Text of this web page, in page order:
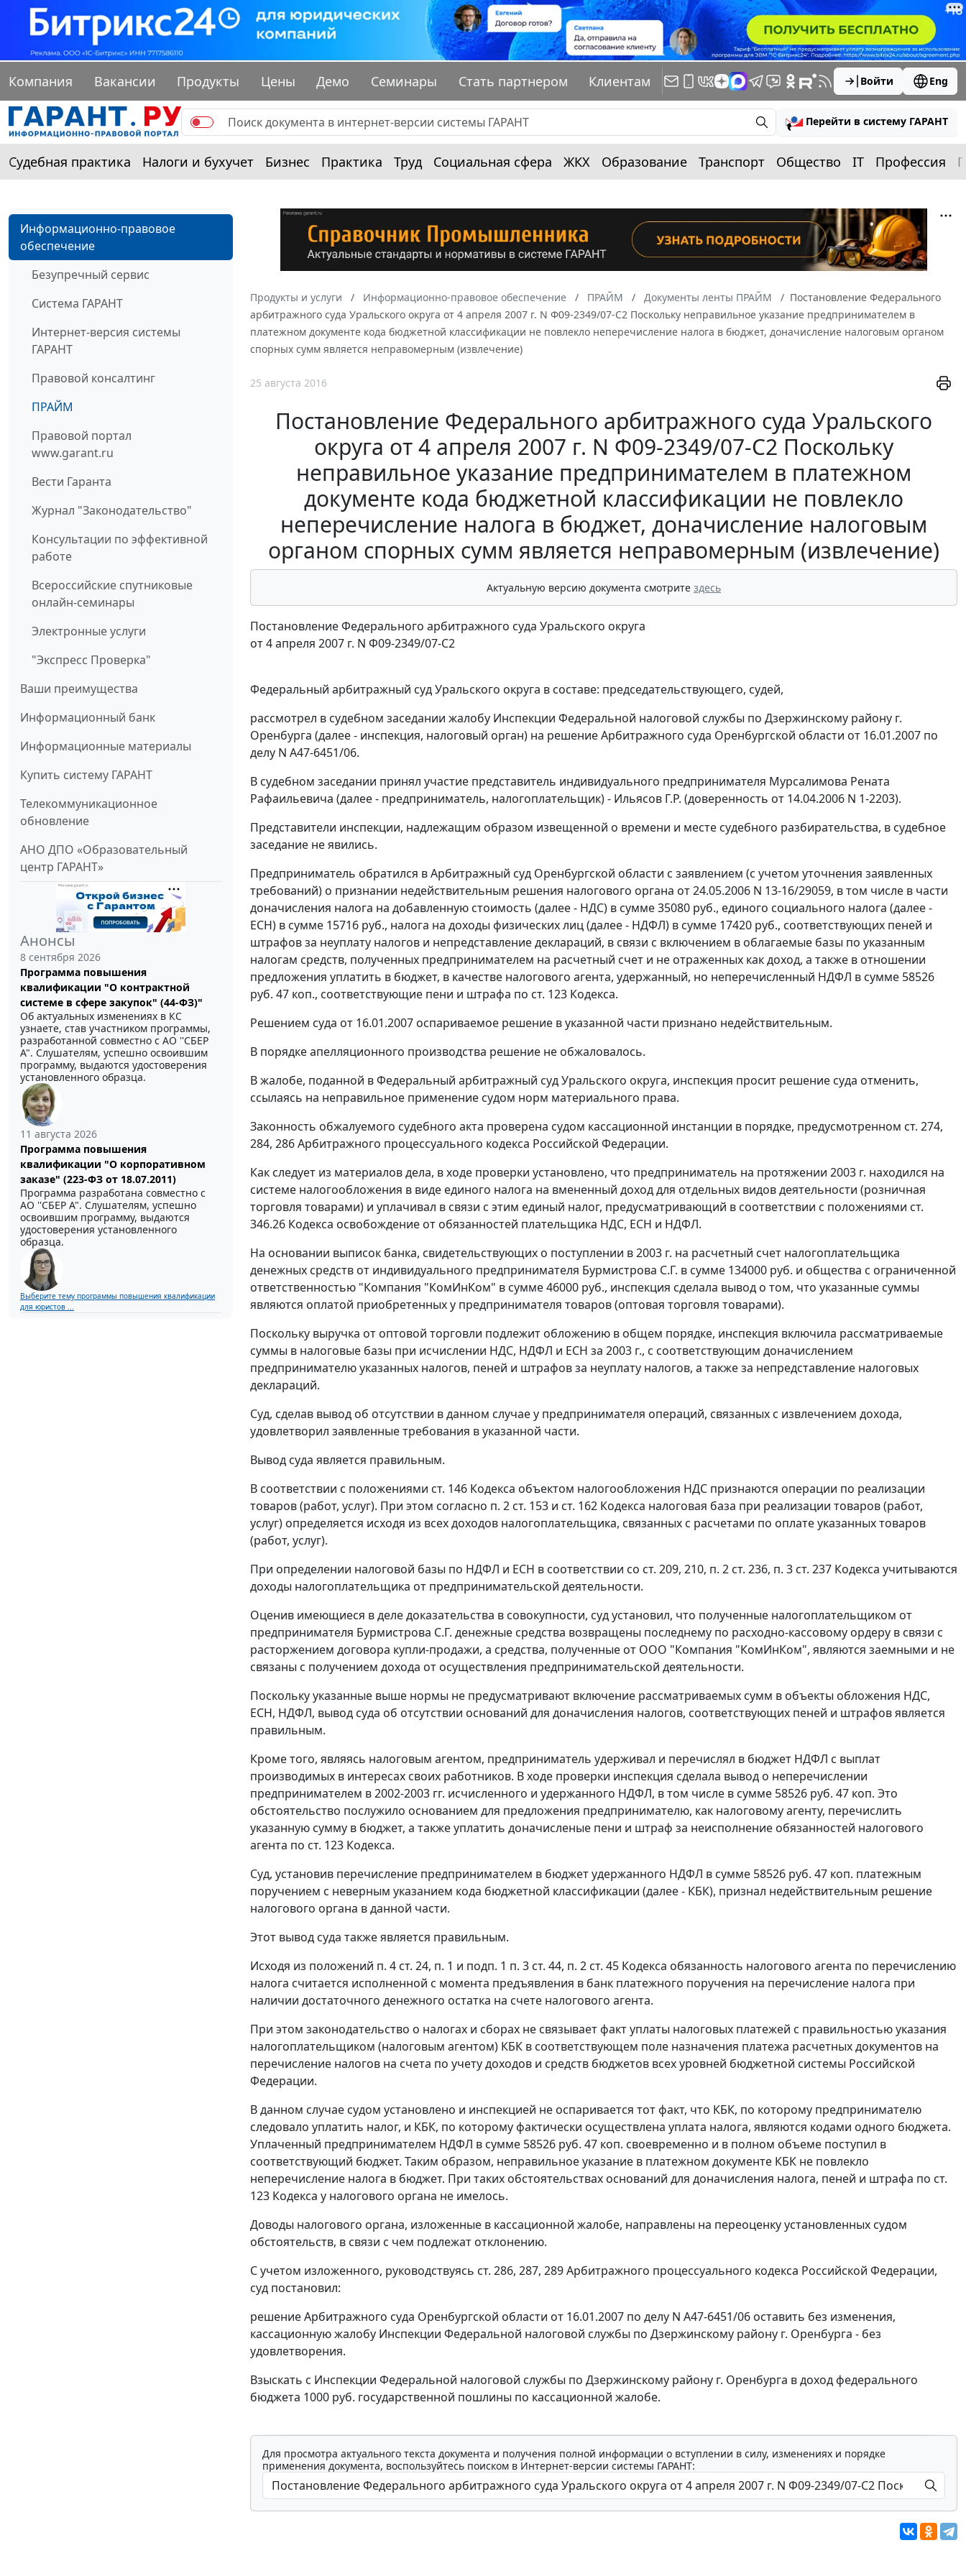
Компания Вакансии Продукты Цены Демо Семинары Стать партнером Клиентам Войти Eng
Перейти в систему ГАРАНТ
Судебная практика Налоги и бухучет Бизнес Практика Труд Социальная сфера ЖКХ Образование Транспорт Общество IT Профессия
Информационно-правовое
обеспечение
Безупречный сервис
Система ГАРАНТ
Интернет-версия системы
ГАРАНТ
Правовой консалтинг
ПРАЙМ
Правовой портал
www.garant.ru
Вести Гаранта
Журнал "Законодательство"
Консультации по эффективной
работе
Всероссийские спутниковые
онлайн-семинары
Электронные услуги
"Экспресс Проверка"
Ваши преимущества
Информационный банк
Информационные материалы
Купить систему ГАРАНТ
Телекоммуникационное
обновление
АНО ДПО «Образовательный
центр ГАРАНТ»
Анонсы
8 сентября 2026
Программа повышения
квалификации "О контрактной
системе в сфере закупок" (44-ФЗ)"
Об актуальных изменениях в КС
узнаете, став участником программы,
разработанной совместно с АО ''СБЕР
А". Слушателям, успешно освоившим
программу, выдаются удостоверения
установленного образца.
11 августа 2026
Программа повышения
квалификации "О корпоративном
заказе" (223-ФЗ от 18.07.2011)
Программа разработана совместно с
АО ''СБЕР А". Слушателям, успешно
освоившим программу, выдаются
удостоверения установленного
образца.
Выберите тему программы повышения квалификации
для юристов ...
Продукты и услуги Информационно-правовое обеспечение ПРАЙМ Документы ленты ПРАЙМ
Постановление Федерального
арбитражного суда Уральского округа от 4 апреля 2007 г. N Ф09-2349/07-С2 Поскольку неправильное указание предпринимателем в
платежном документе кода бюджетной классификации не повлекло неперечисление налога в бюджет, доначисление налоговым органом
спорных сумм является неправомерным (извлечение)
25 августа 2016
Постановление Федерального арбитражного суда Уральского
округа от 4 апреля 2007 г. N Ф09-2349/07-С2 Поскольку
неправильное указание предпринимателем в платежном
документе кода бюджетной классификации не повлекло
неперечисление налога в бюджет, доначисление налоговым
органом спорных сумм является неправомерным (извлечение)
Актуальную версию документа смотрите здесь
Постановление Федерального арбитражного суда Уральского округа
от 4 апреля 2007 г. N Ф09-2349/07-С2
Федеральный арбитражный суд Уральского округа в составе: председательствующего, судей,
рассмотрел в судебном заседании жалобу Инспекции Федеральной налоговой службы по Дзержинскому району г.
Оренбурга (далее - инспекция, налоговый орган) на решение Арбитражного суда Оренбургской области от 16.01.2007 по
делу N А47-6451/06.
В судебном заседании принял участие представитель индивидуального предпринимателя Мурсалимова Рената
Рафаильевича (далее - предприниматель, налогоплательщик) - Ильясов Г.Р. (доверенность от 14.04.2006 N 1-2203).
Представители инспекции, надлежащим образом извещенной о времени и месте судебного разбирательства, в судебное
заседание не явились.
Предприниматель обратился в Арбитражный суд Оренбургской области с заявлением (с учетом уточнения заявленных
требований) о признании недействительным решения налогового органа от 24.05.2006 N 13-16/29059, в том числе в части
доначисления налога на добавленную стоимость (далее - НДС) в сумме 35080 руб., единого социального налога (далее -
ЕСН) в сумме 15716 руб., налога на доходы физических лиц (далее - НДФЛ) в сумме 17420 руб., соответствующих пеней и
штрафов за неуплату налогов и непредставление деклараций, в связи с включением в облагаемые базы по указанным
налогам средств, полученных предпринимателем на расчетный счет и не отраженных как доход, а также в отношении
предложения уплатить в бюджет, в качестве налогового агента, удержанный, но неперечисленный НДФЛ в сумме 58526
руб. 47 коп., соответствующие пени и штрафа по ст. 123 Кодекса.
Решением суда от 16.01.2007 оспариваемое решение в указанной части признано недействительным.
В порядке апелляционного производства решение не обжаловалось.
В жалобе, поданной в Федеральный арбитражный суд Уральского округа, инспекция просит решение суда отменить,
ссылаясь на неправильное применение судом норм материального права.
Законность обжалуемого судебного акта проверена судом кассационной инстанции в порядке, предусмотренном ст. 274,
284, 286Арбитражного процессуального кодекса Российской Федерации.
Как следует из материалов дела, в ходе проверки установлено, что предприниматель на протяжении 2003 г. находился на
системе налогообложения в виде единого налога на вмененный доход для отдельных видов деятельности (розничная
торговля товарами) и уплачивал в связи с этим единый налог, предусматривающий в соответствии с положениями ст.
346.26 Кодекса освобождение от обязанностей плательщика НДС, ЕСН и НДФЛ.
На основании выписок банка, свидетельствующих о поступлении в 2003 г. на расчетный счет налогоплательщика
денежных средств от индивидуального предпринимателя Бурмистрова С.Г. в сумме 134000 руб. и общества с ограниченной
ответственностью "Компания "КомИнКом" в сумме 46000 руб., инспекция сделала вывод о том, что указанные суммы
являются оплатой приобретенных у предпринимателя товаров (оптовая торговля товарами).
Поскольку выручка от оптовой торговли подлежит обложению в общем порядке, инспекция включила рассматриваемые
суммы в налоговые базы при исчислении НДС, НДФЛ и ЕСН за 2003 г., с соответствующим доначислением
предпринимателю указанных налогов, пеней и штрафов за неуплату налогов, а также за непредставление налоговых
деклараций.
Суд, сделав вывод об отсутствии в данном случае у предпринимателя операций, связанных с извлечением дохода,
удовлетворил заявленные требования в указанной части.
Вывод суда является правильным.
В соответствии с положениями ст. 146 Кодекса объектом налогообложения НДС признаются операции по реализации
товаров (работ, услуг). При этом согласно п. 2 ст. 153 и ст. 162 Кодекса налоговая база при реализации товаров (работ,
услуг) определяется исходя из всех доходов налогоплательщика, связанных с расчетами по оплате указанных товаров
(работ, услуг).
При определении налоговой базы по НДФЛ и ЕСН в соответствии со ст. 209, 210, п. 2 ст. 236, п. 3 ст. 237 Кодекса учитываются
доходы налогоплательщика от предпринимательской деятельности.
Оценив имеющиеся в деле доказательства в совокупности, суд установил, что полученные налогоплательщиком от
предпринимателя Бурмистрова С.Г. денежные средства возвращены последнему по расходно-кассовому ордеру в связи с
расторжением договора купли-продажи, а средства, полученные от ООО "Компания "КомИнКом", являются заемными и не
связаны с получением дохода от осуществления предпринимательской деятельности.
Поскольку указанные выше нормы не предусматривают включение рассматриваемых сумм в объекты обложения НДС,
ЕСН, НДФЛ, вывод суда об отсутствии оснований для доначисления налогов, соответствующих пеней и штрафов является
правильным.
Кроме того, являясь налоговым агентом, предприниматель удерживал и перечислял в бюджет НДФЛ с выплат
производимых в интересах своих работников. В ходе проверки инспекция сделала вывод о неперечислении
предпринимателем в 2002-2003 гг. исчисленного и удержанного НДФЛ, в том числе в сумме 58526 руб. 47 коп. Это
обстоятельство послужило основанием для предложения предпринимателю, как налоговому агенту, перечислить
указанную сумму в бюджет, а также уплатить доначисленые пени и штраф за неисполнение обязанностей налогового
агента по ст. 123 Кодекса.
Суд, установив перечисление предпринимателем в бюджет удержанного НДФЛ в сумме 58526 руб. 47 коп. платежным
поручением с неверным указанием кода бюджетной классификации (далее - КБК), признал недействительным решение
налогового органа в данной части.
Этот вывод суда также является правильным.
Исходя из положений п. 4 ст. 24, п. 1 и подп. 1 п. 3 ст. 44, п. 2 ст. 45 Кодекса обязанность налогового агента по перечислению
налога считается исполненной с момента предъявления в банк платежного поручения на перечисление налога при
наличии достаточного денежного остатка на счете налогового агента.
При этом законодательство о налогах и сборах не связывает факт уплаты налоговых платежей с правильностью указания
налогоплательщиком (налоговым агентом) КБК в соответствующем поле назначения платежа расчетных документов на
перечисление налогов на счета по учету доходов и средств бюджетов всех уровней бюджетной системы Российской
Федерации.
В данном случае судом установлено и инспекцией не оспаривается тот факт, что КБК, по которому предпринимателю
следовало уплатить налог, и КБК, по которому фактически осуществлена уплата налога, являются кодами одного бюджета.
Уплаченный предпринимателем НДФЛ в сумме 58526 руб. 47 коп. своевременно и в полном объеме поступил в
соответствующий бюджет. Таким образом, неправильное указание в платежном документе КБК не повлекло
неперечисление налога в бюджет. При таких обстоятельствах оснований для доначисления налога, пеней и штрафа по ст.
123 Кодекса у налогового органа не имелось.
Доводы налогового органа, изложенные в кассационной жалобе, направлены на переоценку установленных судом
обстоятельств, в связи с чем подлежат отклонению.
С учетом изложенного, руководствуясь ст. 286, 287, 289Арбитражного процессуального кодекса Российской Федерации,
суд постановил:
решение Арбитражного суда Оренбургской области от 16.01.2007 по делу N А47-6451/06 оставить без изменения,
кассационную жалобу Инспекции Федеральной налоговой службы по Дзержинскому району г. Оренбурга - без
удовлетворения.
Взыскать с Инспекции Федеральной налоговой службы по Дзержинскому району г. Оренбурга в доход федерального
бюджета 1000 руб. государственной пошлины по кассационной жалобе.
Для просмотра актуального текста документа и получения полной информации о вступлении в силу, изменениях и порядке
применения документа, воспользуйтесь поиском в Интернет-версии системы ГАРАНТ: